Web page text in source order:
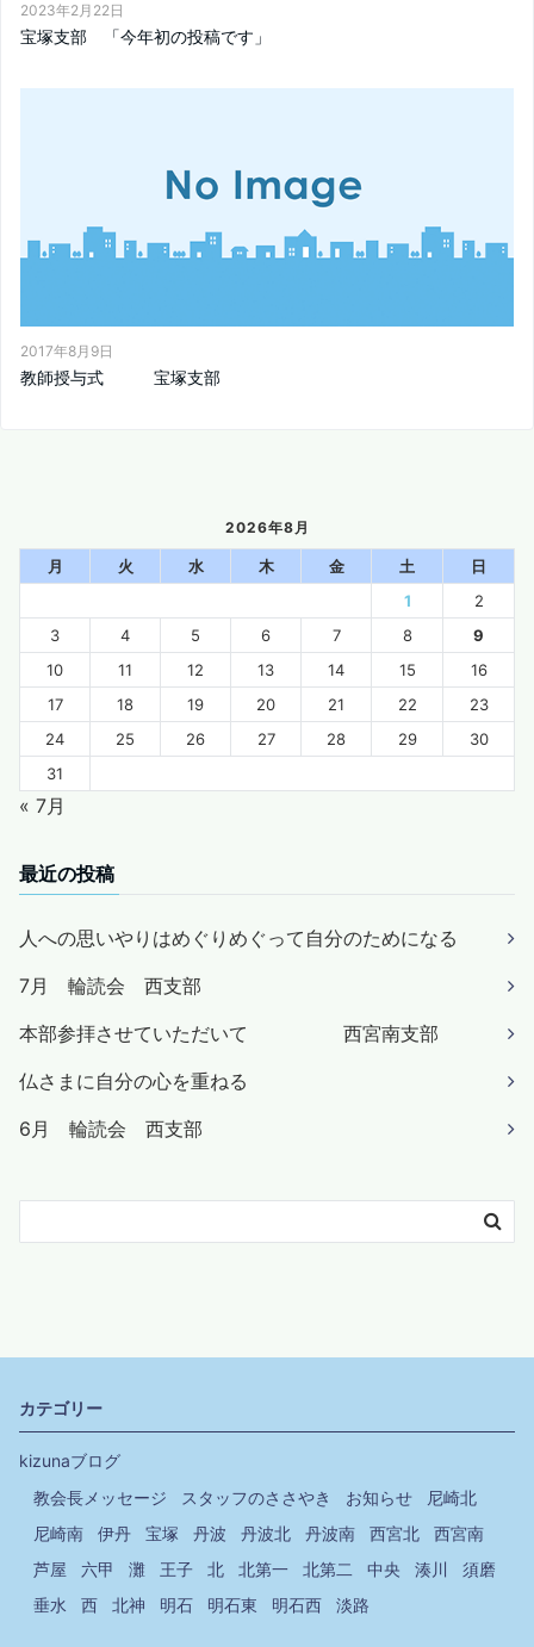
2023年2月22日
宝塚支部 「今年初の投稿です」
2017年8月9日
教師授与式 宝塚支部
2026年8月
月 火 水 木 金 土
日
1
2
3
4 5 6 7 8
9
10
11 12 13 14 15
16
17
18 19 20 21 22
23
24
25 26 27 28 29
30
31
« 7月
最近の投稿
人への思いやりはめぐりめぐって自分のためになる
7月 輪読会 西支部
本部参拝させていただいて 西宮南支部
仏さまに自分の心を重ねる
6月 輪読会 西支部
カテゴリー
kizunaブログ
教会長メッセージ
スタッフのささやき お知らせ
尼崎北
尼崎南
伊丹 宝塚 丹波 丹波北 丹波南 西宮北
西宮南
芦屋
六甲 灘 王子 北 北第一 北第二 中央 湊川
須磨
垂水
西 北神 明石 明石東 明石西 淡路